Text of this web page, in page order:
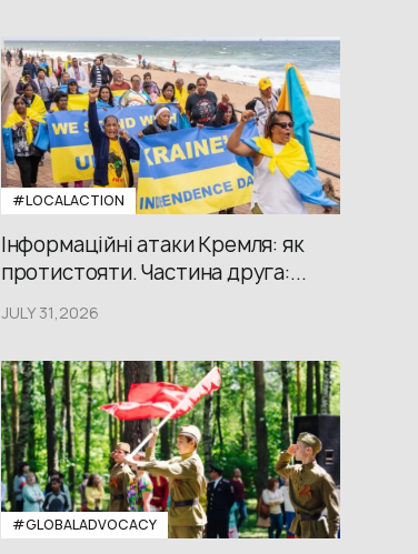
#LOCALACTION
Інформаційні атаки Кремля: як
протистояти. Частина друга:...
JULY 31,2026
#GLOBALADVOCACY